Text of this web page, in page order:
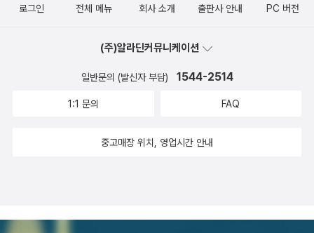
로그인 전체 메뉴 회사 소개 출판사 안내 PC 버전
(주)알라딘커뮤니케이션
일반문의 (발신자 부담) 1544-2514
1:1 문의 FAQ
중고매장 위치, 영업시간 안내